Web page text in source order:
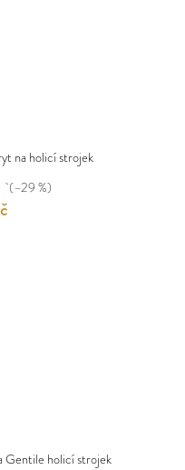
na holicí strojek
(–29 %)
Gentile holicí strojek